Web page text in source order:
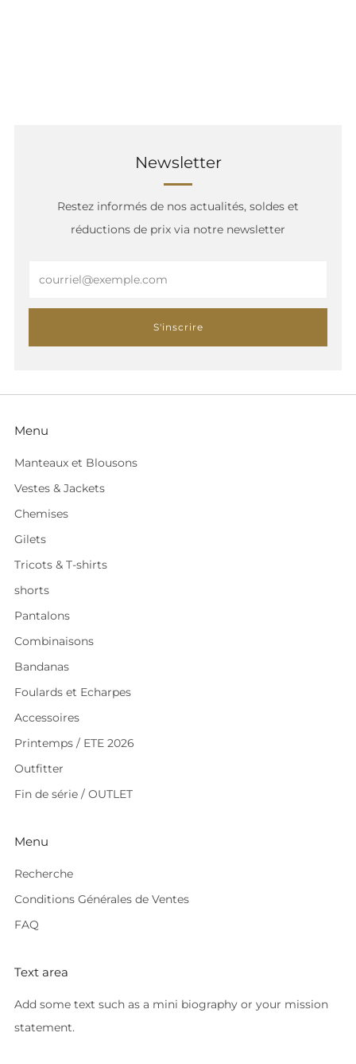
Newsletter
Restez informés de nos actualités, soldes et
réductions de prix via notre newsletter
S'inscrire
Menu
Manteaux et Blousons
Vestes & Jackets
Chemises
Gilets
Tricots & T-shirts
shorts
Pantalons
Combinaisons
Bandanas
Foulards et Echarpes
Accessoires
Printemps / ETE 2026
Outfitter
Fin de série / OUTLET
Menu
Recherche
Conditions Générales de Ventes
FAQ
Text area
Add some text such as a mini biography or your mission
statement.